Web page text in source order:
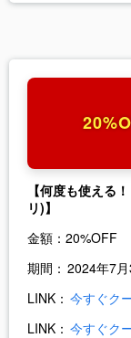
【何度も使える
リ)】
金額： 20%OFF
期間： 2024年7
LINK： 今すぐク
LINK： 今すぐク